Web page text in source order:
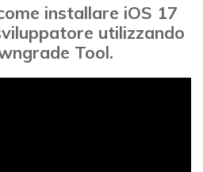
installare iOS 17
utilizzando
Tool.